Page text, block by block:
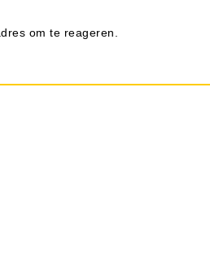
om te reageren.